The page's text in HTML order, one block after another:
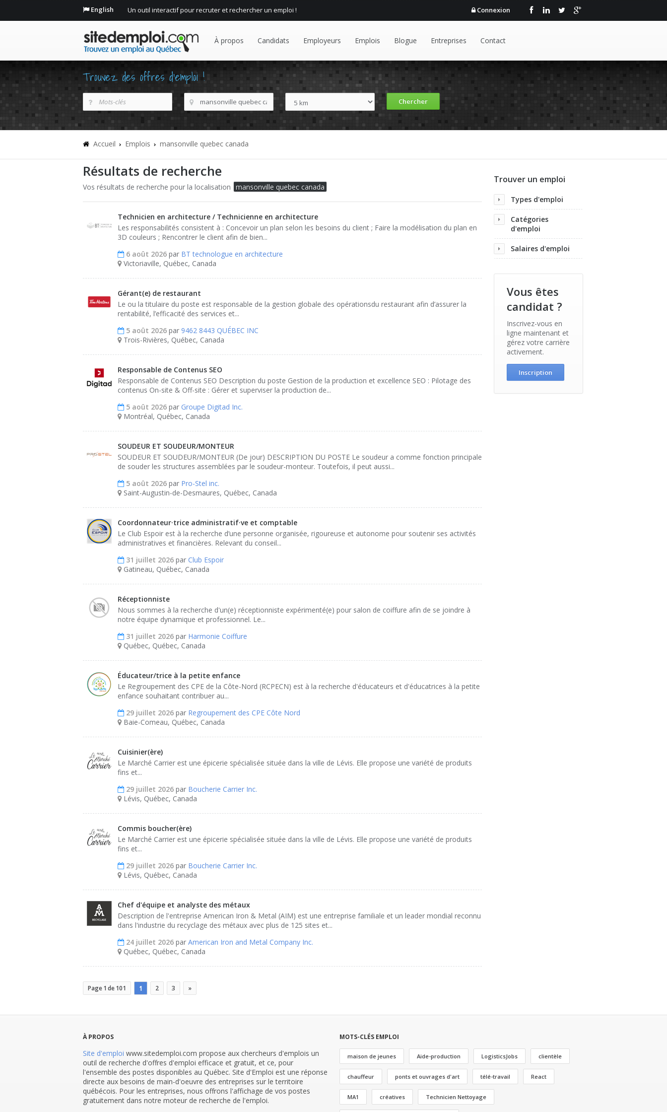
English Un outil interactif pour recruter et rechercher un emploi ! Connexion
À propos Candidats Employeurs Emplois Blogue Entreprises Contact
Trouvez des offres d'emploi !
Accueil Emplois mansonville quebec canada
Résultats de recherche
Vos résultats de recherche pour la localisation mansonville quebec canada
Technicien en architecture / Technicienne en architecture
Les responsabilités consistent à : Concevoir un plan selon les besoins du client ; Faire la modélisation du plan en
3D couleurs ; Rencontrer le client afin de bien...
6 août 2026 par BT technologue en architecture
Victoriaville, Québec, Canada
Gérant(e) de restaurant
Le ou la titulaire du poste est responsable de la gestion globale des opérationsdu restaurant afin d’assurer la
rentabilité, l’efficacité des services et...
5 août 2026 par 9462 8443 QUÉBEC INC
Trois-Rivières, Québec, Canada
Responsable de Contenus SEO
Responsable de Contenus SEO Description du poste Gestion de la production et excellence SEO : Pilotage des
contenus On-site & Off-site : Gérer et superviser la production de...
5 août 2026 par Groupe Digitad Inc.
Montréal, Québec, Canada
SOUDEUR ET SOUDEUR/MONTEUR
SOUDEUR ET SOUDEUR/MONTEUR (De jour) DESCRIPTION DU POSTE Le soudeur a comme fonction principale
de souder les structures assemblées par le soudeur-monteur. Toutefois, il peut aussi...
5 août 2026 par Pro-Stel inc.
Saint-Augustin-de-Desmaures, Québec, Canada
Coordonnateur·trice administratif·ve et comptable
Le Club Espoir est à la recherche d’une personne organisée, rigoureuse et autonome pour soutenir ses activités
administratives et financières. Relevant du conseil...
31 juillet 2026 par Club Espoir
Gatineau, Québec, Canada
Réceptionniste
Nous sommes à la recherche d'un(e) réceptionniste expérimenté(e) pour salon de coiffure afin de se joindre à
notre équipe dynamique et professionnel. Le...
31 juillet 2026 par Harmonie Coiffure
Québec, Québec, Canada
Éducateur/trice à la petite enfance
Le Regroupement des CPE de la Côte-Nord (RCPECN) est à la recherche d'éducateurs et d'éducatrices à la petite
enfance souhaitant contribuer au...
29 juillet 2026 par Regroupement des CPE Côte Nord
Baie-Comeau, Québec, Canada
Cuisinier(ère)
Le Marché Carrier est une épicerie spécialisée située dans la ville de Lévis. Elle propose une variété de produits
fins et...
29 juillet 2026 par Boucherie Carrier Inc.
Lévis, Québec, Canada
Commis boucher(ère)
Le Marché Carrier est une épicerie spécialisée située dans la ville de Lévis. Elle propose une variété de produits
fins et...
29 juillet 2026 par Boucherie Carrier Inc.
Lévis, Québec, Canada
Chef d'équipe et analyste des métaux
Description de l'entreprise American Iron & Metal (AIM) est une entreprise familiale et un leader mondial reconnu
dans l'industrie du recyclage des métaux avec plus de 125 sites et...
24 juillet 2026 par American Iron and Metal Company Inc.
Québec, Québec, Canada
Page 1 de 101 1 2 3 »
Trouver un emploi
Types d'emploi
Catégories
d'emploi
Salaires d'emploi
Vous êtes
candidat ?
Inscrivez-vous en
ligne maintenant et
gérez votre carrière
activement.
Inscription
À PROPOS
Site d'emploi www.sitedemploi.com propose aux chercheurs d'emplois un
outil de recherche d'offres d'emploi efficace et gratuit, et ce, pour
l'ensemble des postes disponibles au Québec. Site d'Emploi est une réponse
directe aux besoins de main-d'oeuvre des entreprises sur le territoire
québécois. Pour les entreprises, nous offrons l'affichage de vos postes
gratuitement dans notre moteur de recherche de l'emploi.
MOTS-CLÉS EMPLOI
maison de jeunes Aide-production LogisticsJobs clientèle
chauffeur ponts et ouvrages d'art télé-travail React
MA1 créatives Technicien Nettoyage